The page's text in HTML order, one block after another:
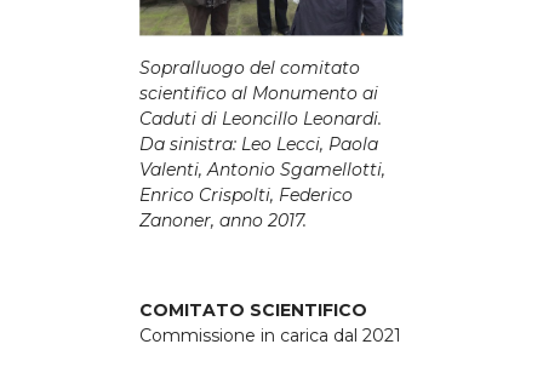
Sopralluogo del comitato
scientifico al Monumento ai
Caduti di Leoncillo Leonardi.
Da sinistra: Leo Lecci, Paola
Valenti, Antonio Sgamellotti,
Enrico Crispolti, Federico
Zanoner, anno 2017.
COMITATO SCIENTIFICO
Commissione in carica dal 2021